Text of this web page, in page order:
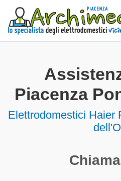
Piacenza
Elettrodomestici Haier